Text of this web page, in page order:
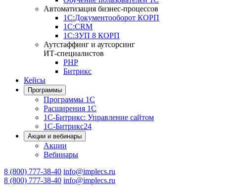
Автоматизация бизнес-процессов
1С:Документооборот КОРП
1С:CRM
1С:ЗУП 8 КОРП
Аутстаффинг и аутсорсинг
ИТ-специалистов
PHP
Битрикс
Кейсы
Программы
Программы 1С
Расширения 1С
1С-Битрикс: Управление сайтом
1С-Битрикс24
Акции и вебинары
Акции
Вебинары
8 (800) 777-38-40 info@implecs.ru
8 (800) 777-38-40 info@implecs.ru